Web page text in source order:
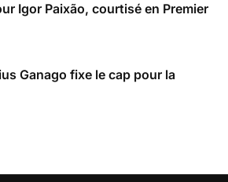
Igor Paixão, courtisé en Premier
Ganago fixe le cap pour la